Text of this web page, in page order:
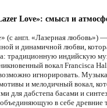
Love»: смысл и
(с англ. «Лазерная любовь»)
и динамичной любви,
традиционную индийскую
вокал Francisca
игнорировать.
и мелодичный вокал,
для дабстепа басами и
в себе древние